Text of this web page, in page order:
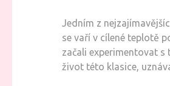
Jedním z
se vaří v cílené teplotě
začali experimentovat s
život této klasice,